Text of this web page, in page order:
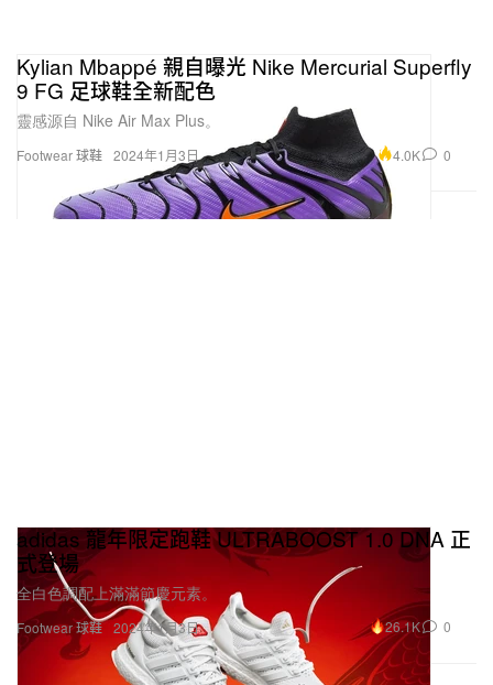
Footwear 球鞋
Kylian Mbappé 親自曝光 Nike Mercurial Superfly
9 FG 足球鞋全新配色
靈感源自 Nike Air Max Plus。
2024年1月3日 4.0K 0
Footwear 球鞋
adidas 龍年限定跑鞋 ULTRABOOST 1.0 DNA 正
式登場
全白色調配上滿滿節慶元素。
2024年1月3日 26.1K 0